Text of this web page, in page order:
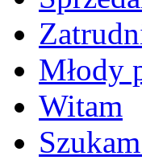
Młody
Witam